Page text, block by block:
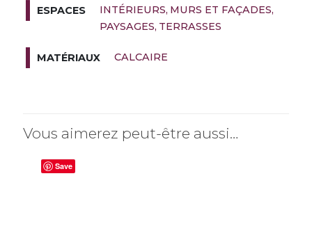
ESPACES INTÉRIEURS MURS ET FAÇADES
PAYSAGES TERRASSES
MATÉRIAUX CALCAIRE
Vous aimerez peut-être aussi…
Save